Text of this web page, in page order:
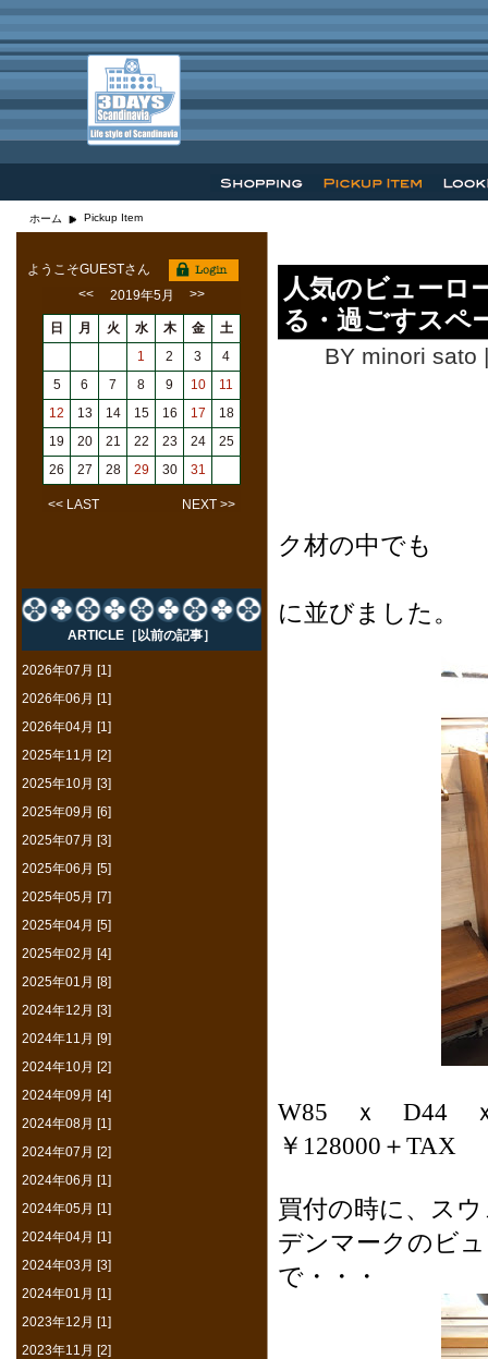
ホーム Pickup Item
人気のビュー
る・過ごすスペ
BY minori sato
ク材の中でも
に並びました。
W85 ｘ D44
￥128000＋TAX
買付の時に、ス
デンマークのビ
で・・・
ようこそGUESTさん
<<
2019年5月 >>
日 月 火 水 木 金
土
1
2 3
4
5
6 7 8 9 10
11
12
13 14 15 16 17
18
19
20 21 22 23 24
25
26
27 28 29 30 31
<< LAST NEXT >>
ARTICLE［以前の記事］
2026年07月 [1]
2026年06月 [1]
2026年04月 [1]
2025年11月 [2]
2025年10月 [3]
2025年09月 [6]
2025年07月 [3]
2025年06月 [5]
2025年05月 [7]
2025年04月 [5]
2025年02月 [4]
2025年01月 [8]
2024年12月 [3]
2024年11月 [9]
2024年10月 [2]
2024年09月 [4]
2024年08月 [1]
2024年07月 [2]
2024年06月 [1]
2024年05月 [1]
2024年04月 [1]
2024年03月 [3]
2024年01月 [1]
2023年12月 [1]
2023年11月 [2]